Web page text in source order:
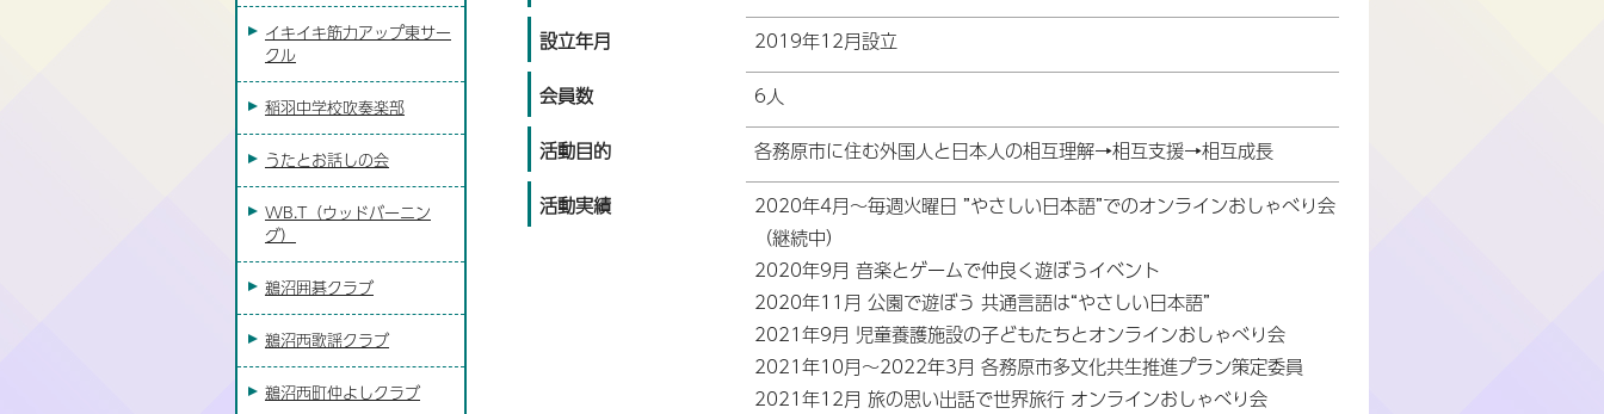
設立年月
2019年12月設立
会員数
6人
活動目的
各務原市に住む外国人と日本人の相互理解→相互支援→相互成長
活動実績
2020年4月～毎週火曜日 ”やさしい日本語”でのオンラインおしゃべり会
（継続中）
2020年9月 音楽とゲームで仲良く遊ぼうイベント
2020年11月 公園で遊ぼう 共通言語は“やさしい日本語”
2021年9月 児童養護施設の子どもたちとオンラインおしゃべり会
2021年10月～2022年3月 各務原市多文化共生推進プラン策定委員
2021年12月 旅の思い出話で世界旅行 オンラインおしゃべり会
イキイキ筋力アップ東サー
クル
稲羽中学校吹奏楽部
うたとお話しの会
WB.T（ウッドバーニン
グ）
鵜沼囲碁クラブ
鵜沼西歌謡クラブ
鵜沼西町仲よしクラブ